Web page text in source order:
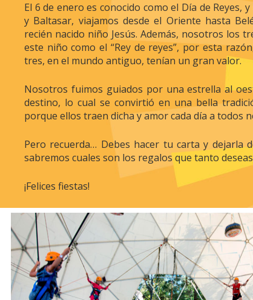
El 6 de enero es conocido como el Día de
y Baltasar, viajamos desde el Oriente hasta
recién nacido niño Jesús. Además, nosotros los
este niño como el “Rey de reyes”, por esta
tres, en el mundo antiguo, tenían un gran valor.
Nosotros fuimos guiados por una estrella al
destino, lo cual se convirtió en una bella
porque ellos traen dicha y amor cada día a todos
Pero recuerda… Debes hacer tu carta y dejarla
sabremos cuales son los regalos que tanto
¡Felices fiestas!